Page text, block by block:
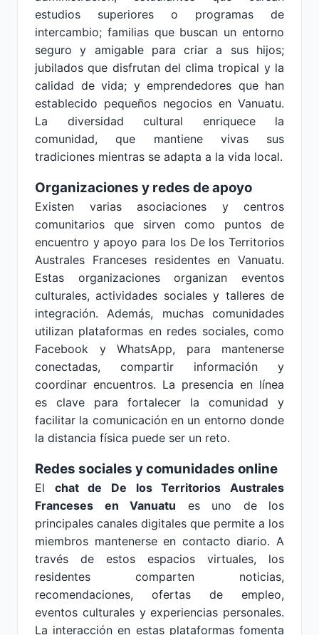
estudios superiores o programas de
intercambio; familias que buscan un entorno
seguro y amigable para criar a sus hijos;
jubilados que disfrutan del clima tropical y la
calidad de vida; y emprendedores que han
establecido pequeños negocios en Vanuatu.
La diversidad cultural enriquece la
comunidad, que mantiene vivas sus
tradiciones mientras se adapta a la vida local.
Organizaciones y redes de apoyo
Existen varias asociaciones y centros
comunitarios que sirven como puntos de
encuentro y apoyo para los De los Territorios
Australes Franceses residentes en Vanuatu.
Estas organizaciones organizan eventos
culturales, actividades sociales y talleres de
integración. Además, muchas comunidades
utilizan plataformas en redes sociales, como
Facebook y WhatsApp, para mantenerse
conectadas, compartir información y
coordinar encuentros. La presencia en línea
es clave para fortalecer la comunidad y
facilitar la comunicación en un entorno donde
la distancia física puede ser un reto.
Redes sociales y comunidades online
El chat de De los Territorios Australes
Franceses en Vanuatu es uno de los
principales canales digitales que permite a los
miembros mantenerse en contacto diario. A
través de estos espacios virtuales, los
residentes comparten noticias,
recomendaciones, ofertas de empleo,
eventos culturales y experiencias personales.
La interacción en estas plataformas fomenta